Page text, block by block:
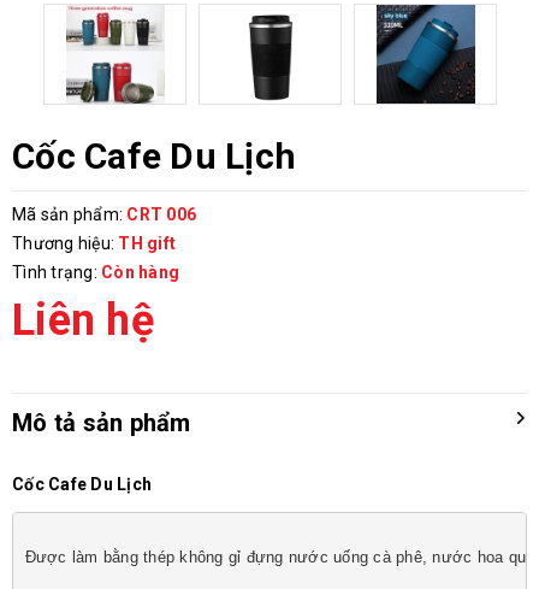
Cốc Cafe Du Lịch
Mã sản phẩm: CRT 006
Thương hiệu: TH gift
Tình trạng: Còn hàng
Liên hệ
Mô tả sản phẩm
Cốc Cafe Du Lịch
Được làm bằng thép không gỉ đựng nước uống cà phê, nước hoa